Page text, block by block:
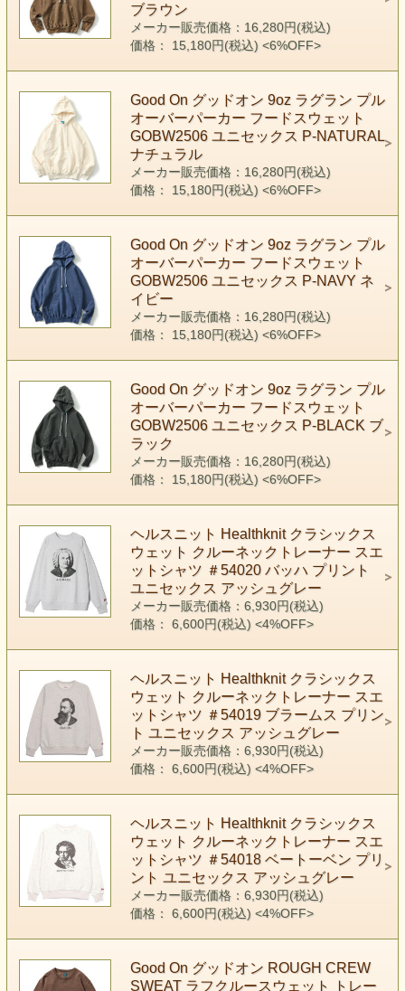
ブラウン
メーカー販売価格：16,280円(税込)
価格： 15,180円(税込) <6%OFF>
Good On グッドオン 9oz ラグラン プル
オーバーパーカー フードスウェット
GOBW2506 ユニセックス P-NATURAL
ナチュラル
メーカー販売価格：16,280円(税込)
価格： 15,180円(税込) <6%OFF>
Good On グッドオン 9oz ラグラン プル
オーバーパーカー フードスウェット
GOBW2506 ユニセックス P-NAVY ネ
イビー
メーカー販売価格：16,280円(税込)
価格： 15,180円(税込) <6%OFF>
Good On グッドオン 9oz ラグラン プル
オーバーパーカー フードスウェット
GOBW2506 ユニセックス P-BLACK ブ
ラック
メーカー販売価格：16,280円(税込)
価格： 15,180円(税込) <6%OFF>
ヘルスニット Healthknit クラシックス
ウェット クルーネックトレーナー スエ
ットシャツ ＃54020 バッハ プリント
ユニセックス アッシュグレー
メーカー販売価格：6,930円(税込)
価格： 6,600円(税込) <4%OFF>
ヘルスニット Healthknit クラシックス
ウェット クルーネックトレーナー スエ
ットシャツ ＃54019 ブラームス プリン
ト ユニセックス アッシュグレー
メーカー販売価格：6,930円(税込)
価格： 6,600円(税込) <4%OFF>
ヘルスニット Healthknit クラシックス
ウェット クルーネックトレーナー スエ
ットシャツ ＃54018 ベートーベン プリ
ント ユニセックス アッシュグレー
メーカー販売価格：6,930円(税込)
価格： 6,600円(税込) <4%OFF>
Good On グッドオン ROUGH CREW
SWEAT ラフクルースウェット トレー